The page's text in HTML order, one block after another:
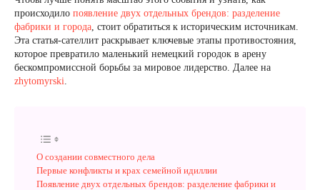
происходило появление двух отдельных брендов: разделение
фабрики и города, стоит обратиться к историческим источникам.
Эта статья-сателлит раскрывает ключевые этапы противостояния,
которое превратило маленький немецкий городок в арену
бескомпромиссной борьбы за мировое лидерство. Далее на
zhytomyrski.
О создании совместного дела
Первые конфликты и крах семейной идиллии
Появление двух отдельных брендов: разделение фабрики и